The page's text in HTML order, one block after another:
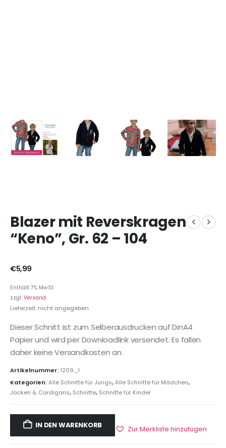
Blazer mit Reverskragen
“Keno”, Gr. 62 – 104
€5,99
Enthält 7% MwSt.
zzgl. Versand
Lieferzeit: nicht angegeben
Dieser Schnitt ist zum Selberausdrucken auf DinA4
Papier und wird per Downloadlink versendet. Es fallen
daher keine Versandkosten an.
Artikelnummer: 1209_1
Kategorien:Alle Schnitte für Jungs,Alle Schnitte für Mädchen,
Jacken & Cardigans, Schnitte, Schnitte für Kinder
IN DEN WARENKORB Zur Merkliste hinzufügen